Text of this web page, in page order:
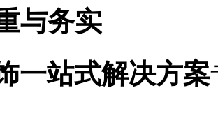
与务实
一站式解决方案